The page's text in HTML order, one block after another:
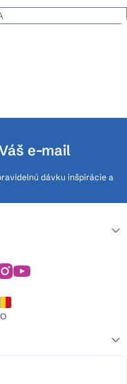
e-mail
dávku inšpirácie a